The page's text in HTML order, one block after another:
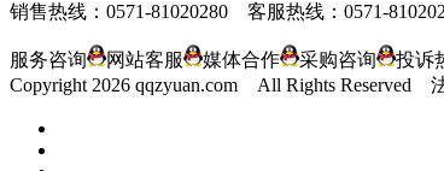
销售热线：0571-81020280 客服热线：0571-
服务咨询 网站客服 媒体合作 采购咨询
投诉
Copyright2026 qqzyuan.com All Rights Reserved